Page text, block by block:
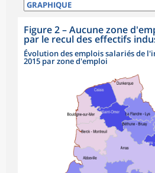
Figure 2–Aucune zone
par le recul des effectifs
Évolution des emplois salariés de
2015 par zone d'emploi